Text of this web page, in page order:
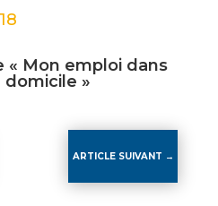
« Mon emploi dans
domicile »
ARTICLE SUIVANT →